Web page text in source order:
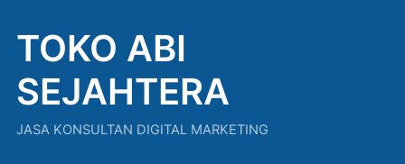
TOKO ABI
SEJAHTERA
JASA KONSULTAN DIGITAL MARKETING